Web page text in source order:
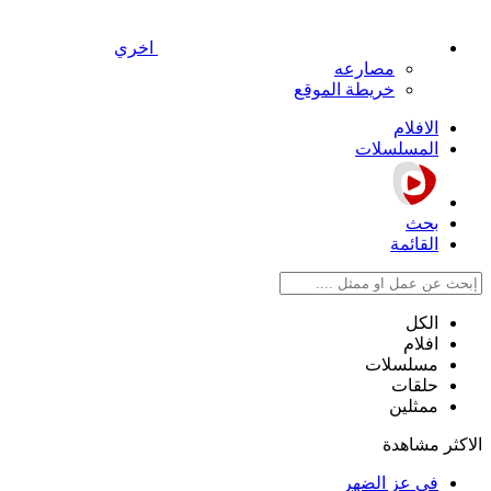
اخري
مصارعه
خريطة الموقع
الافلام
المسلسلات
بحث
القائمة
الكل
افلام
مسلسلات
حلقات
ممثلين
الاكثر مشاهدة
في عز الضهر